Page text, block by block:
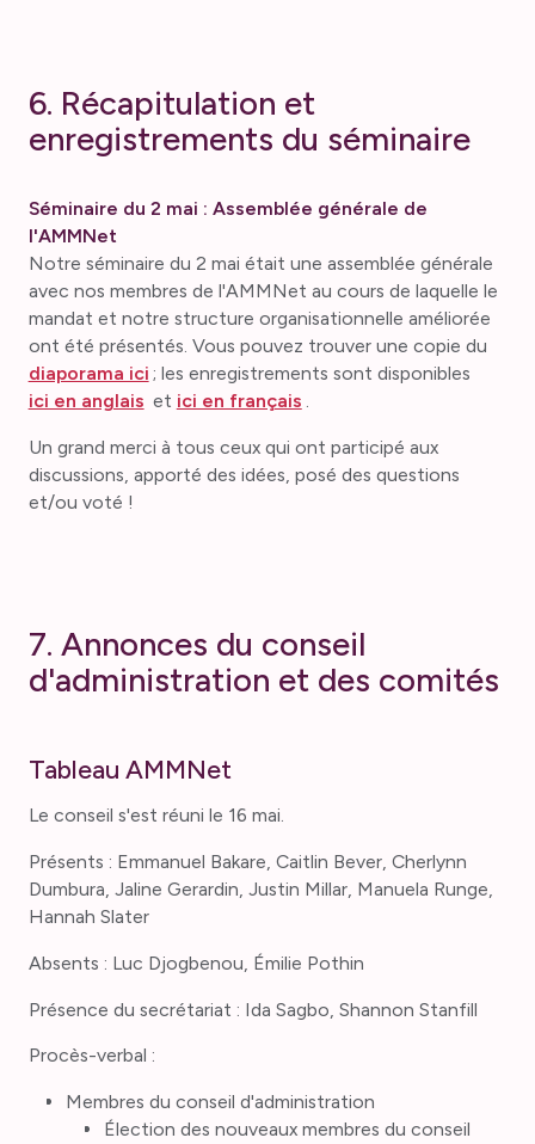
6. Récapitulation et
enregistrements du séminaire
Séminaire du 2 mai : Assemblée générale de
l'AMMNet
Notre séminaire du 2 mai était une assemblée générale
avec nos membres de l'AMMNet au cours de laquelle le
mandat et notre structure organisationnelle améliorée
ont été présentés. Vous pouvez trouver une copie du
diaporama ici ; les enregistrements sont disponibles
ici en anglais et ici en français .
Un grand merci à tous ceux qui ont participé aux
discussions, apporté des idées, posé des questions
et/ou voté !
7. Annonces du conseil
d'administration et des comités
Tableau AMMNet
Le conseil s'est réuni le 16 mai.
Présents : Emmanuel Bakare, Caitlin Bever, Cherlynn
Dumbura, Jaline Gerardin, Justin Millar, Manuela Runge,
Hannah Slater
Absents : Luc Djogbenou, Émilie Pothin
Présence du secrétariat : Ida Sagbo, Shannon Stanfill
Procès-verbal :
Membres du conseil d'administration
Élection des nouveaux membres du conseil